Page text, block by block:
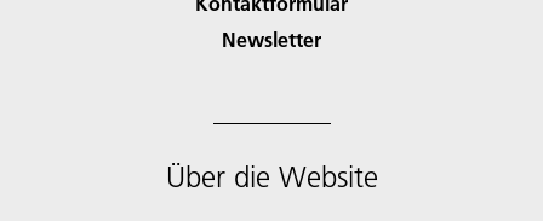
Newsletter
Über die Website